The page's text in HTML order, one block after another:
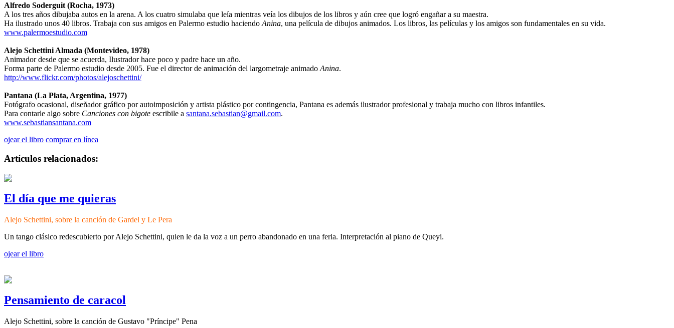
Alfredo Soderguit (Rocha, 1973)
A los tres años dibujaba autos en la arena. A los cuatro simulaba que leía mientras veía los dibujos de los libros y aún cree que logró engañar a su maestra.
Ha ilustrado unos 40 libros. Trabaja con sus amigos en Palermo estudio haciendo Anina, una película de dibujos animados. Los libros, las películas y los amigos son fundamentales en su vida.
www.palermoestudio.com
Alejo Schettini Almada (Montevideo, 1978)
Animador desde que se acuerda, Ilustrador hace poco y padre hace un año.
Forma parte de Palermo estudio desde 2005. Fue el director de animación del largometraje animado Anina.
http://www.flickr.com/photos/alejoschettini/
Pantana (La Plata, Argentina, 1977)
Fotógrafo ocasional, diseñador gráfico por autoimposición y artista plástico por contingencia, Pantana es además ilustrador profesional y trabaja mucho con libros infantiles.
Para contarle algo sobre Canciones con bigote escribile a santana.sebastian@gmail.com.
www.sebastiansantana.com
ojear el libro comprar en línea
Artículos relacionados:
El día que me quieras
Alejo Schettini, sobre la canción de Gardel y Le Pera
Un tango clásico redescubierto por Alejo Schettini, quien le da la voz a un perro abandonado en una feria. Interpretación al piano de Queyi.
ojear el libro
Pensamiento de caracol
Alejo Schettini, sobre la canción de Gustavo "Príncipe" Pena